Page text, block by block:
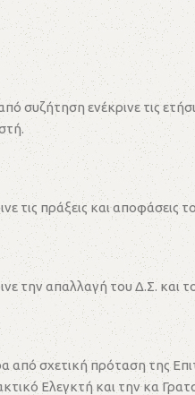
συζήτηση ενέκρινε τις
τις πράξεις και αποφάσεις
την απαλλαγή του Δ.Σ.
από σχετική πρόταση της
Ελεγκτή και την κα